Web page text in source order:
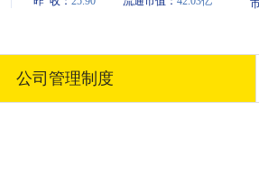
公司管理制度